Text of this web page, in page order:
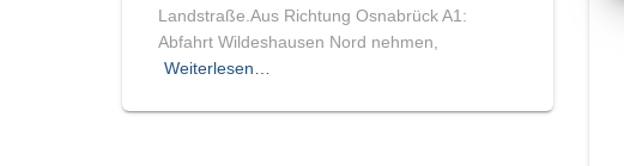
Landstraße.Aus Richtung Osnabrück A1:
Abfahrt Wildeshausen Nord nehmen,
Weiterlesen…